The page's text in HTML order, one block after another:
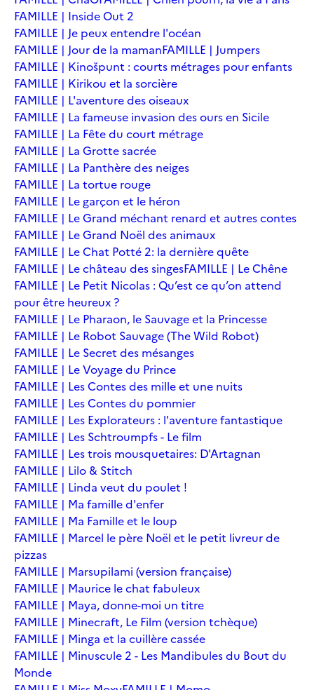
FAMILLE | Inside Out 2
FAMILLE | Je peux entendre l'océan
FAMILLE | Jour de la mamanFAMILLE | Jumpers
FAMILLE | Kinošpunt : courts métrages pour enfants
FAMILLE | Kirikou et la sorcière
FAMILLE | L'aventure des oiseaux
FAMILLE | La fameuse invasion des ours en Sicile
FAMILLE | La Fête du court métrage
FAMILLE | La Grotte sacrée
FAMILLE | La Panthère des neiges
FAMILLE | La tortue rouge
FAMILLE | Le garçon et le héron
FAMILLE | Le Grand méchant renard et autres contes
FAMILLE | Le Grand Noël des animaux
FAMILLE | Le Chat Potté 2: la dernière quête
FAMILLE | Le château des singesFAMILLE | Le Chêne
FAMILLE | Le Petit Nicolas : Qu’est ce qu’on attend
pour être heureux ?
FAMILLE | Le Pharaon, le Sauvage et la Princesse
FAMILLE | Le Robot Sauvage (The Wild Robot)
FAMILLE | Le Secret des mésanges
FAMILLE | Le Voyage du Prince
FAMILLE | Les Contes des mille et une nuits
FAMILLE | Les Contes du pommier
FAMILLE | Les Explorateurs : l'aventure fantastique
FAMILLE | Les Schtroumpfs - Le film
FAMILLE | Les trois mousquetaires: D'Artagnan
FAMILLE | Lilo & Stitch
FAMILLE | Linda veut du poulet !
FAMILLE | Ma famille d'enfer
FAMILLE | Ma Famille et le loup
FAMILLE | Marcel le père Noël et le petit livreur de
pizzas
FAMILLE | Marsupilami (version française)
FAMILLE | Maurice le chat fabuleux
FAMILLE | Maya, donne-moi un titre
FAMILLE | Minecraft, Le Film (version tchèque)
FAMILLE | Minga et la cuillère cassée
FAMILLE | Minuscule 2 - Les Mandibules du Bout du
Monde